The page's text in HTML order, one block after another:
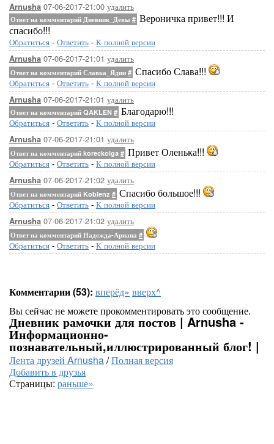
Arnusha 07-06-2017-21:00 удалить
Ответ на комментарий Дневник_Девы # Вероничка привет!!! И
спасибо!!!
Обратиться - Ответить - К полной версии
Arnusha 07-06-2017-21:01 удалить
Ответ на комментарий Славка_Ядин # Спасибо Слава!!!
Обратиться - Ответить - К полной версии
Arnusha 07-06-2017-21:01 удалить
Ответ на комментарий QAKLEN # Благодарю!!!
Обратиться - Ответить - К полной версии
Arnusha 07-06-2017-21:01 удалить
Ответ на комментарий koreckolga # Привет Оленька!!!
Обратиться - Ответить - К полной версии
Arnusha 07-06-2017-21:02 удалить
Ответ на комментарий Koblenz # Спасибо большое!!!
Обратиться - Ответить - К полной версии
Arnusha 07-06-2017-21:02 удалить
Ответ на комментарий Надежда-Ариана #
Обратиться - Ответить - К полной версии
Комментарии (53): вперёд» вверх^
Вы сейчас не можете прокомментировать это сообщение.
Дневник рамочки для постов | Arnusha -
Информационно-
познавательный,иллюстрированный блог! |
Лента друзей Arnusha/Полная версия
Добавить в друзья
Страницы: раньше»